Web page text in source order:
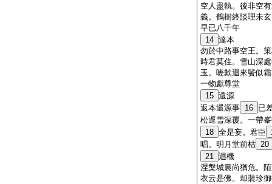
空人盡執。後非空
義。鶴樹終談理未
早已八千年
14 達本
勿於中路事空王。
時君莫住。雪山深
玉。嗟歎迴來鬢似
一物獻尊堂
15 還源
返本還源事 16 已
松逕雪深覆。一帶
18 全是妄。君臣
唱。明月堂前枯 20
21 迴機
涅槃城裏尚猶危。
衣云是佛。却裝珍